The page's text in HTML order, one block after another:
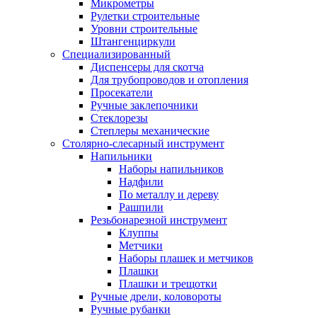
Микрометры
Рулетки строительные
Уровни строительные
Штангенциркули
Специализированный
Диспенсеры для скотча
Для трубопроводов и отопления
Просекатели
Ручные заклепочники
Стеклорезы
Степлеры механические
Столярно-слесарный инструмент
Напильники
Наборы напильников
Надфили
По металлу и дереву
Рашпили
Резьбонарезной инструмент
Клуппы
Метчики
Наборы плашек и метчиков
Плашки
Плашки и трещотки
Ручные дрели, коловороты
Ручные рубанки